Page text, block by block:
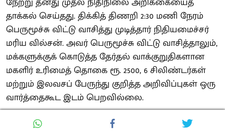
தாக்கல் செய்தது. திக்கித் திணறி 2:30 மணி நேரம்
பெருமூச்சு விட்டு வாசித்து முடித்தார் நிதியமைச்சர்
மரிய வில்சன். அவர் பெருமூச்சு விட்டு வாசித்தாலும்,
மக்களுக்குக் கொடுத்த தேர்தல் வாக்குறுதிகளான
மகளிர் உரிமைத் தொகை ரூ. 2500, 6 சிலிண்டர்கள்
மற்றும் இலவசப் பேருந்து குறித்த அறிவிப்புகள் ஒரு
வார்த்தைகூட இடம் பெறவில்லை.
வாக்களித்த மக்களுக்குச் சினிமாவில் ஒரு வசனம்